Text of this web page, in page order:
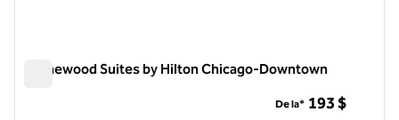
Homewood Suites by Hilton Chicago-Downtown
De la* 193 $